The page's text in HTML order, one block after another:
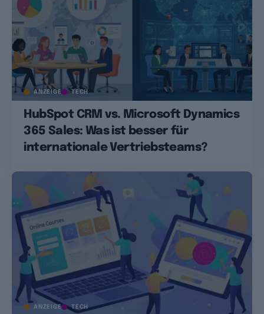
ANZEIGE TECH
HubSpot CRM vs. Microsoft Dynamics
365 Sales: Was ist besser für
internationale Vertriebsteams?
ANZEIGE TECH